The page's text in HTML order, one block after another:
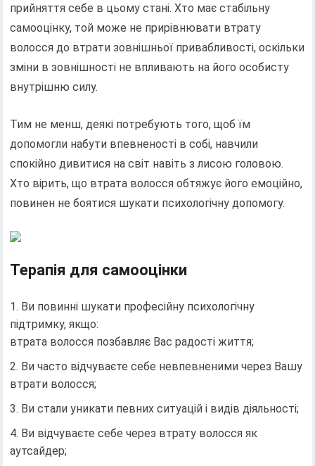
прийняття себе в цьому стані. Хто має стабільну
самооцінку, той може не прирівнювати втрату
волосся до втрати зовнішньої привабливості, оскільки
зміни в зовнішності не впливають на його особисту
внутрішню силу.
Тим не менш, деякі потребують того, щоб їм
допомогли набути впевненості в собі, навчили
спокійно дивитися на світ навіть з лисою головою.
Хто вірить, що втрата волосся обтяжує його емоційно,
повинен не боятися шукати психологічну допомогу.
Терапія для самооцінки
Ви повинні шукати професійну психологічну
підтримку, якщо:
втрата волосся позбавляє Вас радості життя;
Ви часто відчуваєте себе невпевненими через Вашу
втрати волосся;
Ви стали уникати певних ситуацій і видів діяльності;
Ви відчуваєте себе через втрату волосся як
аутсайдер;